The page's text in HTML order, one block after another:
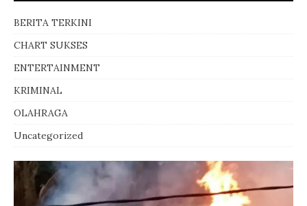
BERITA TERKINI
CHART SUKSES
ENTERTAINMENT
KRIMINAL
OLAHRAGA
Uncategorized